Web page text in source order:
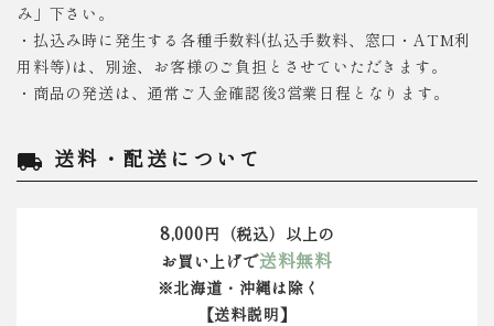
み」下さい。
・払込み時に発生する各種手数料(払込手数料、窓口・ATM利
用料等)は、別途、お客様のご負担とさせていただきます。
・商品の発送は、通常ご入金確認後3営業日程となります。
local_shipping 送料・配送について
8,000円（税込）以上の
お買い上げで送料無料
※北海道・沖縄は除く
【送料説明】